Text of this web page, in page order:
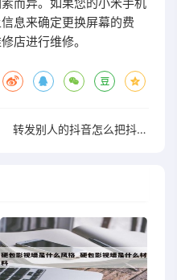
息来确定更换屏幕的费
店进行维修。
转发别人的抖音怎么把抖音号去掉